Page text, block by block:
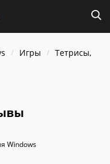
Игры
Тетрисы,
Windows